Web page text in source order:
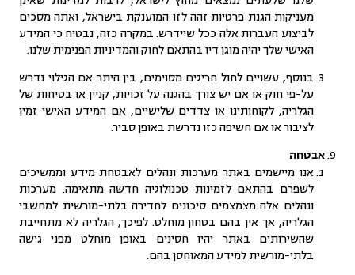
מעניקות הגנת פרטיות זהה לזו המוענקת בישראל, ואתה מסכים
לביצוע העברות אלה ככל שיידרש. במקרה כזה, נבטיח כי המידע
האישי שלך יהיה מוגן דיו בהתאם לחוק והמדיניות הפנימית שלנו.
בנוסף, עשויים לחול חריגים מסוימים, בין היתר אם הגילוי נדרש
על-פי חוק או אם יש צורך בהגנה על זכויות, קניין או בטיחות של
הגלריה, לקוחותינו או צדדים שלישיים, אם המידע האישי זמין
לציבור או אם חשיפה כזו נדרשת באופן סביר.
אבטחה
אנו מיישמים באתר מערכות ונהלים לאבטחת מידע וממשיכים
לשפרם בהתאם לזמינות טכנולוגיה חדשה מתאימה. מערכות
ונהלים אלה מצמצמים סיכונים לחדירה בלתי-מורשית למחשבי
הגלריה, אך אין בהם בטחון מוחלט. לפיכך, הגלריה לא מתחייבת
שהשירותים באתר יהיו חסינים באופן מוחלט מפני גישה
בלתי-מורשית למידע המאוחסן בהם.